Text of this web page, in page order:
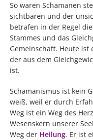
So waren Schamanen
sichtbaren und der
betrafen in der Regel
Stammes und das
Gemeinschaft. Heute ist
der aus dem
ist.
Schamanismus ist kein
weiß, weil er durch
Weg ist ein Weg des
Wesenskern unserer
Weg der Heilung. Er ist